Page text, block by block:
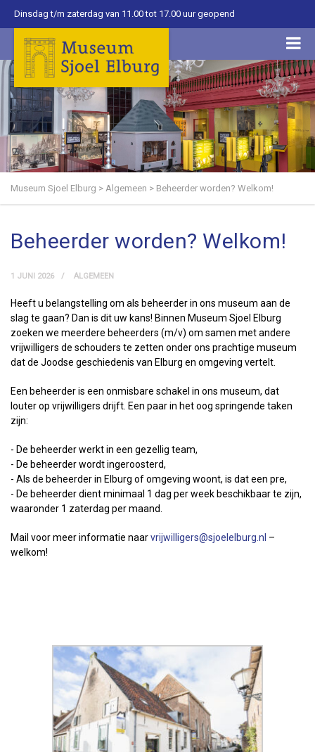
Dinsdag t/m zaterdag van 11.00 tot 17.00 uur geopend
Museum Sjoel Elburg > Algemeen > Beheerder worden? Welkom!
Beheerder worden? Welkom!
1 JUNI 2026 ALGEMEEN
Heeft u belangstelling om als beheerder in ons museum aan de
slag te gaan? Dan is dit uw kans! Binnen Museum Sjoel Elburg
zoeken we meerdere beheerders (m/v) om samen met andere
vrijwilligers de schouders te zetten onder ons prachtige museum
dat de Joodse geschiedenis van Elburg en omgeving vertelt.
Een beheerder is een onmisbare schakel in ons museum, dat
louter op vrijwilligers drijft. Een paar in het oog springende taken
zijn:
- De beheerder werkt in een gezellig team,
- De beheerder wordt ingeroosterd,
- Als de beheerder in Elburg of omgeving woont, is dat een pre,
- De beheerder dient minimaal 1 dag per week beschikbaar te zijn,
waaronder 1 zaterdag per maand.
Mail voor meer informatie naarvrijwilligers@sjoelelburg.nl –
welkom!